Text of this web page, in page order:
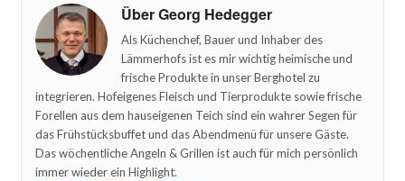
Über Georg Hedegger
Als Küchenchef, Bauer und Inhaber des
Lämmerhofs ist es mir wichtig heimische und
frische Produkte in unser Berghotel zu
integrieren. Hofeigenes Fleisch und Tierprodukte sowie frische
Forellen aus dem hauseigenen Teich sind ein wahrer Segen für
das Frühstücksbuffet und das Abendmenü für unsere Gäste.
Das wöchentliche Angeln & Grillen ist auch für mich persönlich
immer wieder ein Highlight.